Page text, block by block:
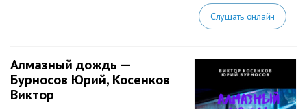
Слушать онлайн
Алмазный дождь —
Бурносов Юрий, Косенков
Виктор